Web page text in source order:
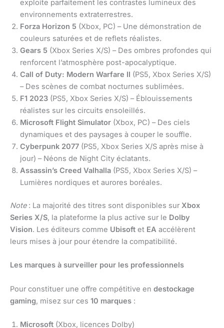
exploite parfaitement les contrastes lumineux des
environnements extraterrestres.
Forza Horizon 5 (Xbox, PC) – Une démonstration de
couleurs saturées et de reflets réalistes.
Gears 5 (Xbox Series X/S) – Des ombres profondes qui
renforcent l’atmosphère post-apocalyptique.
Call of Duty: Modern Warfare II (PS5, Xbox Series X/S)
– Des scènes de combat nocturnes sublimées.
F1 2023 (PS5, Xbox Series X/S) – Éblouissements
réalistes sur les circuits ensoleillés.
Microsoft Flight Simulator (Xbox, PC) – Des ciels
dynamiques et des paysages à couper le souffle.
Cyberpunk 2077 (PS5, Xbox Series X/S après mise à
jour) – Néons de Night City éclatants.
Assassin’s Creed Valhalla (PS5, Xbox Series X/S) –
Lumières nordiques et aurores boréales.
Note: La majorité des titres sont disponibles sur Xbox
Series X/S, la plateforme la plus active sur le Dolby
Vision. Les éditeurs comme Ubisoft et EA accélèrent
leurs mises à jour pour étendre la compatibilité.
Les marques à surveiller pour les professionnels
Pour constituer une offre compétitive en destockage
gaming, misez sur ces 10 marques :
Microsoft (Xbox, licences Dolby)